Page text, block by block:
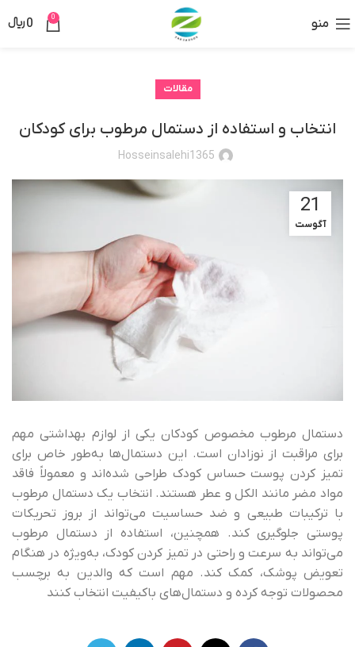
منو 0
0﷼
مقالات
انتخاب و استفاده از دستمال مرطوب برای کودکان
Hosseinsalehi1365
21
آگوست
دستمال مرطوب مخصوص کودکان یکی از لوازم بهداشتی مهم
برای مراقبت از نوزادان است. این دستمال‌ها به‌طور خاص برای
تمیز کردن پوست حساس کودک طراحی شده‌اند و معمولاً فاقد
مواد مضر مانند الکل و عطر هستند. انتخاب یک دستمال مرطوب
با ترکیبات طبیعی و ضد حساسیت می‌تواند از بروز تحریکات
پوستی جلوگیری کند. همچنین، استفاده از دستمال مرطوب
می‌تواند به سرعت و راحتی در تمیز کردن کودک، به‌ویژه در هنگام
تعویض پوشک، کمک کند. مهم است که والدین به برچسب
محصولات توجه کرده و دستمال‌های باکیفیت انتخاب کنند